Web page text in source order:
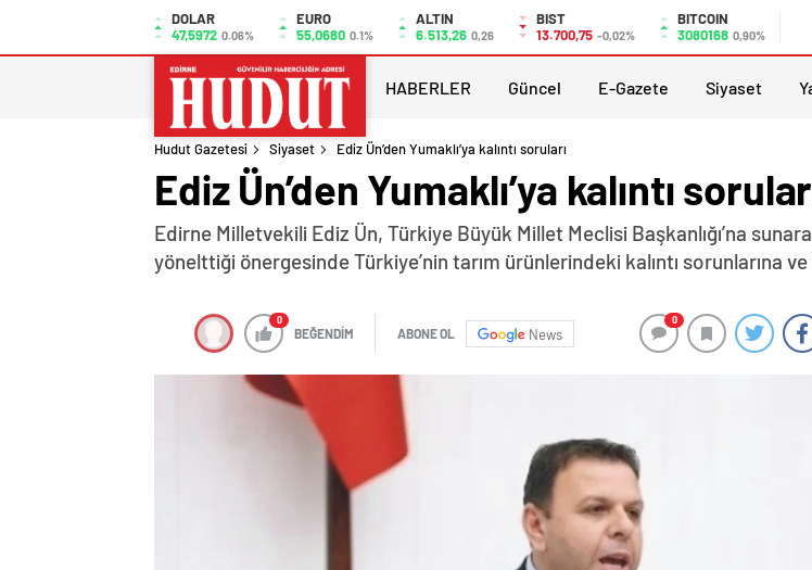
DOLAR
47,5972 0.06%
EURO
55,0680 0.1%
ALTIN
6.513,26 0,26
BIST
13.700,75 -0,02%
BITCOIN
3080168 0,90%
HABERLER Güncel E-Gazete Siyaset
Hudut Gazetesi Siyaset Ediz Ün’den Yumaklı’ya kalıntı soruları
Ediz Ün’den Yumaklı’ya kalıntı
Edirne Milletvekili Ediz Ün, Türkiye Büyük Millet Meclisi Başkanlığı’na
yönelttiği önergesinde Türkiye’nin tarım ürünlerindeki kalıntı
0
BEĞENDİM ABONE OL News
0